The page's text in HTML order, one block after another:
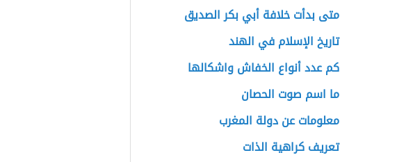
متى بدأت خلافة أبي بكر الصديق
تاريخ الإسلام في الهند
كم عدد أنواع الخفاش واشكالها
ما اسم صوت الحصان
معلومات عن دولة المغرب
تعريف كراهية الذات